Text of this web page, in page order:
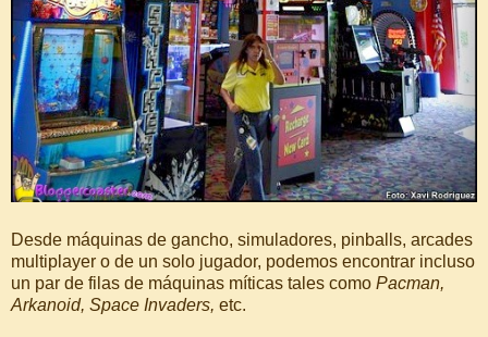
Desde máquinas de gancho, simuladores, pinballs, arcades
multiplayer o de un solo jugador, podemos encontrar incluso
un par de filas de máquinas míticas tales como Pacman,
Arkanoid, Space Invaders, etc.